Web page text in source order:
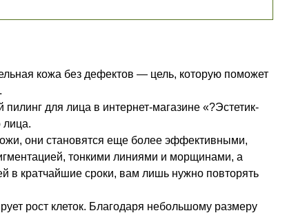
кожа без дефектов — цель, которую поможет
для лица в интернет-магазине «?Эстетик-
лица.
они становятся еще более эффективными,
тонкими линиями и морщинами, а
в кратчайшие сроки, вам лишь нужно повторять
рост клеток. Благодаря небольшому размеру